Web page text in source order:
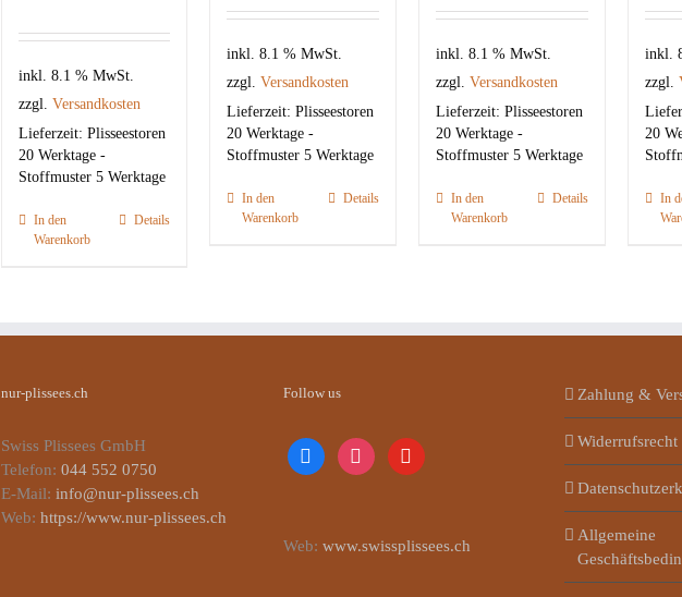
inkl. 8.1 % MwSt.
zzgl. Versandkosten
Lieferzeit: Plisseestoren
20 Werktage -
Stoffmuster 5 Werktage
In den
Warenkorb
Details
inkl. 8.1 % MwSt.
zzgl.Versandkosten
Lieferzeit:Plisseestoren
20 Werktage -
Stoffmuster 5 Werktage
In den
Warenkorb
Details
inkl. 8.1 % MwSt.
zzgl. Versandkosten
Lieferzeit: Plisseestoren
20 Werktage -
Stoffmuster 5 Werktage
In den
Warenkorb
Details
inkl.
zzgl.
20
In
nur-plissees.ch
Swiss Plissees GmbH
Telefon: 044 552 0750
E-Mail: info@nur-plissees.ch
Web: https://www.nur-plissees.ch
Follow us
facebookinstagramyoutube
Web: www.swissplissees.ch
Zahlung &
Widerrufsrecht
Allgemeine